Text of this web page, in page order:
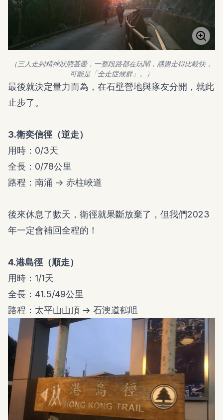
（三人走到精神狀態甚憂，一整段路都在玩鬧，感覺走得比較快，
可能是「全走症候群」。）
最後就決定量力而為，在石壁營地與隊友分開，就此
止步了。
3.衛奕信徑（逆走）
用時：0/3天
全長：0/78公里
路程：南涌 -> 赤柱峽道
後來休息了數天，衛徑就果斷放棄了，但我們2023
年一定會補回全程的！
4.港島徑（順走）
用時：1/1天
全長：41.5/49公里
路程：太平山山頂 -> 石澳道鶴咀